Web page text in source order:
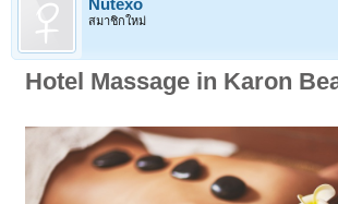
Nutexo
สมาชิกใหม่
Hotel Massage in Karon